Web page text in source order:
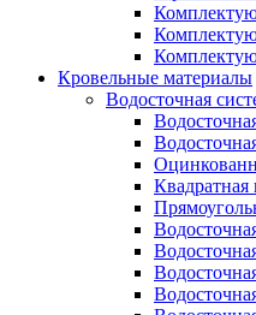
Кровельные материалы
Водосточная
Квадратная